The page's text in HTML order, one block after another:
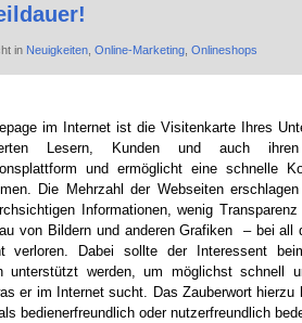
in Neuigkeiten, Online-Marketing, Onlineshops
im Internet ist die Visitenkarte Ihres
Lesern, Kunden und auch ihren
und ermöglicht eine schnelle
Die Mehrzahl der Webseiten
Informationen, wenig
von Bildern und anderen Grafiken – bei all
verloren. Dabei sollte der Interessent
unterstützt werden, um möglichst schnell
er im Internet sucht. Das Zauberwort
bedienerfreundlich oder nutzerfreundlich